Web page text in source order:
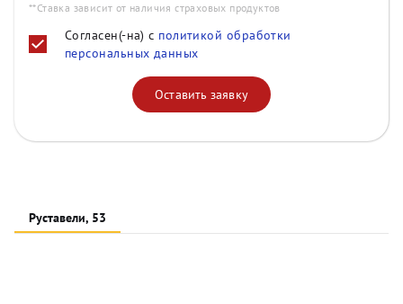
**Ставка зависит от наличия страховых продуктов
Согласен(-на) с политикой обработки
персональных данных
Оставить заявку
Руставели, 53